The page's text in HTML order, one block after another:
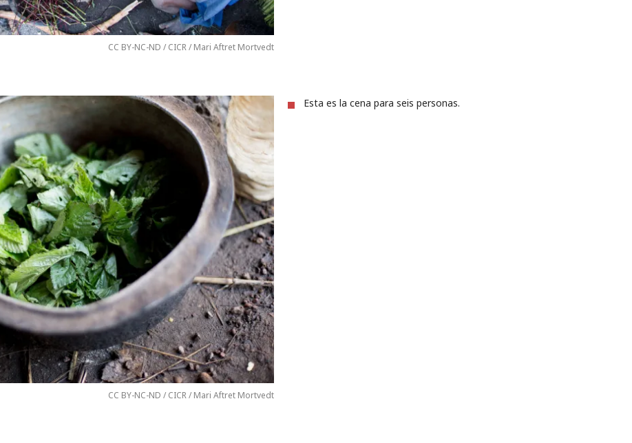
CC BY-NC-ND / CICR / Mari Aftret Mortvedt
CC BY-NC-ND / CICR / Mari Aftret Mortvedt
Esta es la cena para seis personas.